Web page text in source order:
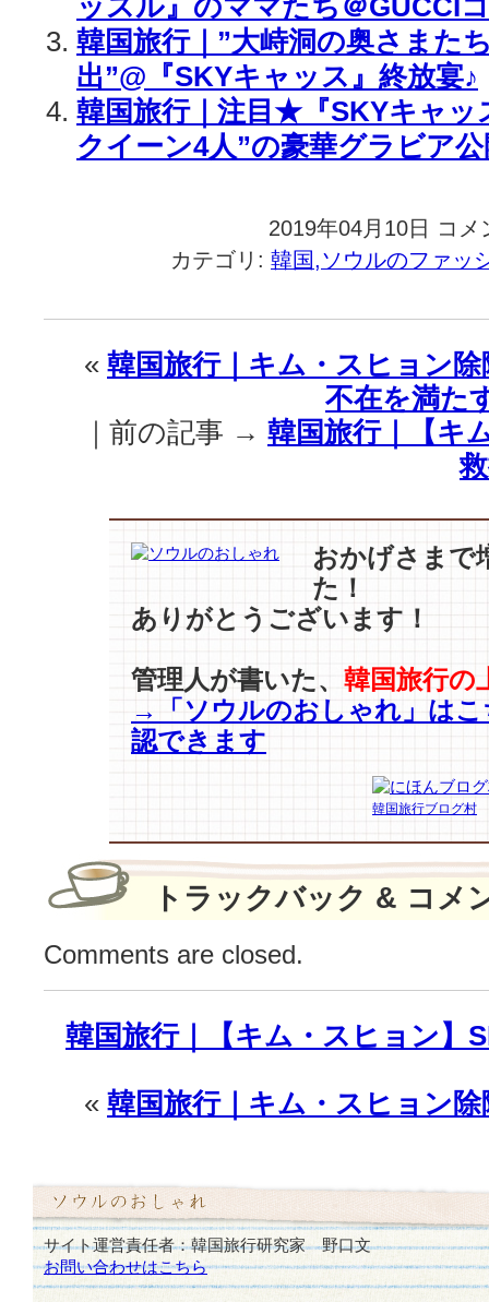
ッスル』のママたち＠GUCCI
韓国旅行｜”大峙洞の奥さまた
出”@『SKYキャッス』終放宴♪
韓国旅行｜注目★『SKYキャッ
クイーン4人”の豪華グラビア公
2019年04月10日
韓
旅
｜
キ
ャ
ッ
ス
ル』
ン
し
さ
の
イ
ン
グ
を
は
コメ
カテゴリ: 韓国,ソウルのファッ
« 韓国旅行｜キム・スヒョン
不在を満た
｜前の記事 → 韓国旅行｜【キ
おかげさまで
た！
ありがとうございます！
管理人が書いた、 韓国旅行の
→「ソウルのおしゃれ」はこ
認できます
韓国旅行ブログ村
トラックバック & コメ
Comments are closed.
韓国旅行｜【キム・スヒョン】
« 韓国旅行｜キム・スヒョン
サイト運営責任者：韓国旅行研究家 野口文
お問い合わせはこちら